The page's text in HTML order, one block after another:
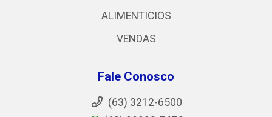
ALIMENTICIOS
VENDAS
Fale Conosco
(63) 3212-6500